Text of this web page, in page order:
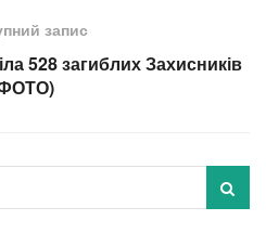
запис
528 загиблих Захисників